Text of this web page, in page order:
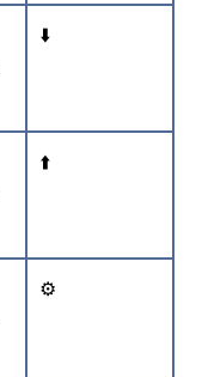
⬇️
⬆️
⚙️